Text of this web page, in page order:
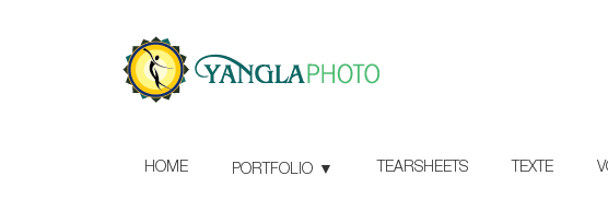
HOME PORTFOLIO TEARSHEETS TEXTE